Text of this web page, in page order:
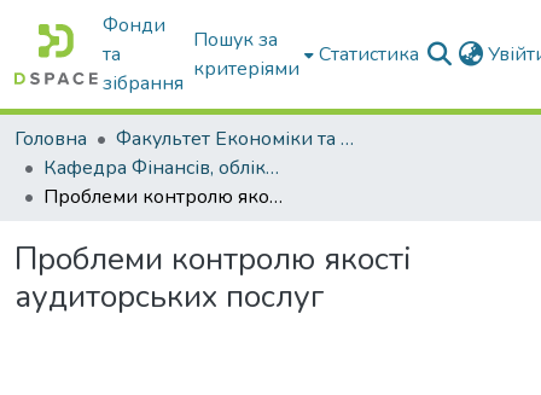
Фонди
та
зібрання
Пошук за
критеріями
Статистика
Головна
Факультет Економіки та бізнесу
Кафедра Фінансів, обліку і оподаткування
Проблеми контролю якості аудиторських послуг
Проблеми контролю якості
аудиторських послуг